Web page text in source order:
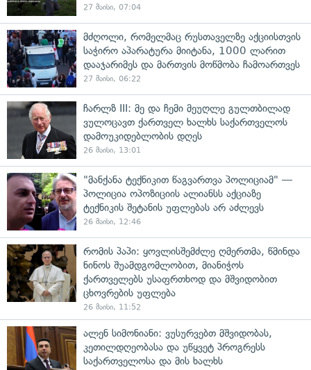
27 მაისი, 07:04
მძღოლი, რომელმაც რუსთაველზე აქციისთვის
საჭირო აპარატურა მიიტანა, 1000 ლარით
დააჯარიმეს და მართვის მოწმობა ჩამოართვეს
27 მაისი, 06:22
ჩარლზ III: მე და ჩემი მეუღლე გულთბილად
ვულოცავთ ქართველ ხალხს საქართველოს
დამოუკიდებლობის დღეს
26 მაისი, 13:01
"მანქანა ტექნიკით წაგვართვა პოლიციამ" —
პოლიცია ოპოზიციის ალიანსს აქციაზე
ტექნიკის შეტანის უფლებას არ აძლევს
26 მაისი, 12:46
რომის პაპი: ყოვლისშემძლე ღმერთმა, წმინდა
ნინოს შუამდგომლობით, მიანიჭოს
ქართველებს უსაფრთხოდ და მშვიდობით
ცხოვრების უფლება
26 მაისი, 11:52
ალენ სიმონიანი: ვუსურვებთ მშვიდობას,
კეთილდღეობასა და უწყვეტ პროგრესს
საქართველოსა და მის ხალხს